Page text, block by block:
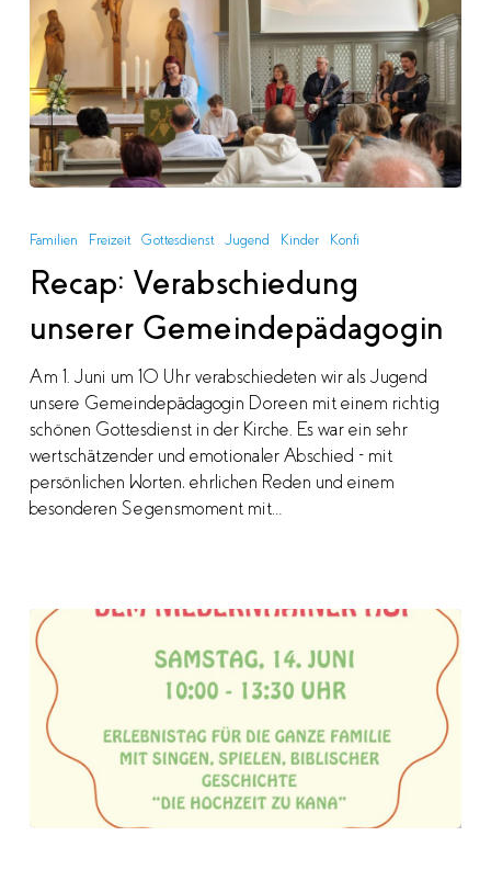
Gemeindepädagogin
Familien Freizeit Gottesdienst Jugend Kinder Konfi
Recap: Verabschiedung
unserer Gemeindepädagogin
Am 1. Juni um 10 Uhr verabschiedeten wir als Jugend
unsere Gemeindepädagogin Doreen mit einem richtig
schönen Gottesdienst in der Kirche. Es war ein sehr
wertschätzender und emotionaler Abschied – mit
persönlichen Worten, ehrlichen Reden und einem
besonderen Segensmoment mit…